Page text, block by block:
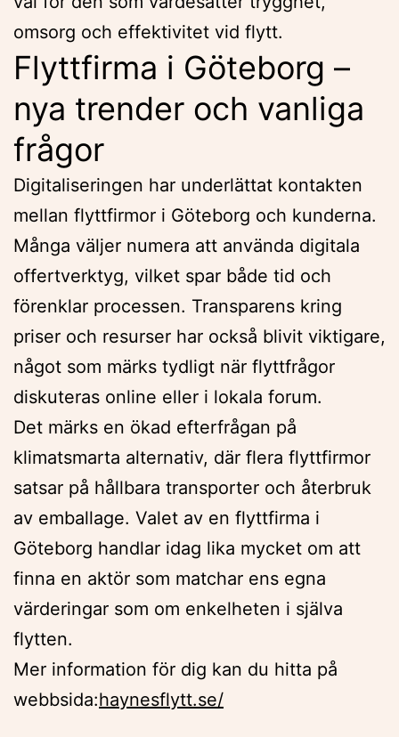
omsorg och effektivitet vid flytt.
Flyttfirma i Göteborg –
nya trender och vanliga
frågor
Digitaliseringen har underlättat kontakten
mellan flyttfirmor i Göteborg och kunderna.
Många väljer numera att använda digitala
offertverktyg, vilket spar både tid och
förenklar processen. Transparens kring
priser och resurser har också blivit viktigare,
något som märks tydligt när flyttfrågor
diskuteras online eller i lokala forum.
Det märks en ökad efterfrågan på
klimatsmarta alternativ, där flera flyttfirmor
satsar på hållbara transporter och återbruk
av emballage. Valet av en flyttfirma i
Göteborg handlar idag lika mycket om att
finna en aktör som matchar ens egna
värderingar som om enkelheten i själva
flytten.
Mer information för dig kan du hitta på
webbsida:haynesflytt.se/